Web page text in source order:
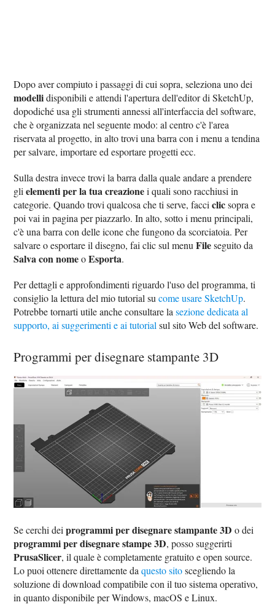
Dopo aver compiuto i passaggi di cui sopra, seleziona uno dei
modellidisponibili e attendi l'apertura dell'editor di SketchUp,
dopodiché usa gli strumenti annessi all'interfaccia del software,
che è organizzata nel seguente modo: al centro c'è l'area
riservata al progetto, in alto trovi una barra con i menu a tendina
per salvare, importare ed esportare progetti ecc.
Sulla destra invece trovi la barra dalla quale andare a prendere
glielementi per la tua creazionei quali sono racchiusi in
categorie. Quando trovi qualcosa che ti serve, facciclicsopra e
poi vai in pagina per piazzarlo. In alto, sotto i menu principali,
c'è una barra con delle icone che fungono da scorciatoia. Per
salvare o esportare il disegno, fai clic sul menuFileseguito da
Salva con nomeoEsporta.
Per dettagli e approfondimenti riguardo l'uso del programma, ti
consiglio la lettura del mio tutorial sucome usare SketchUp.
Potrebbe tornarti utile anche consultare lasezione dedicata al
supporto, ai suggerimenti e ai tutorialsul sito Web del software.
Programmi per disegnare stampante 3D
Se cerchi deiprogrammi per disegnare stampante 3D o dei
programmi per disegnare stampe 3D, posso suggerirti
PrusaSlicer, il quale è completamente gratuito e open source.
Lo puoi ottenere direttamente daquesto sitoscegliendo la
soluzione di download compatibile con il tuo sistema operativo,
in quanto disponibile per Windows, macOS e Linux.